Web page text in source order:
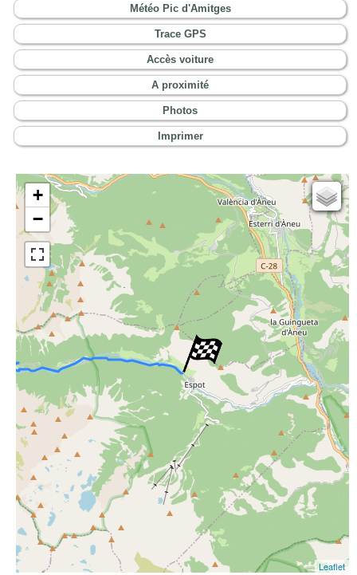
Météo Pic d'Amitges
Trace GPS
Accès voiture
A proximité
Photos
Imprimer
+
−
Cartes IGN
Open Topo Map
Open Street Map
ESRI Word Imagery
Leaflet